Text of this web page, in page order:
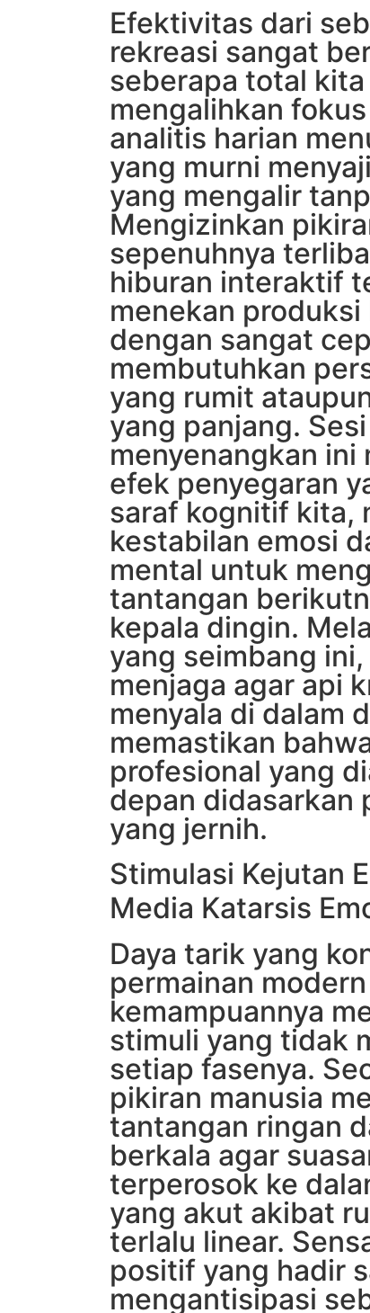
Efektivitas dari
rekreasi sangat
seberapa total kita
mengalihkan
analitis harian
yang murni
yang mengalir
Mengizinkan
sepenuhnya
hiburan interaktif
menekan
dengan sangat
membutuhkan
yang rumit
yang panjang.
menyenangkan ini
efek penyegaran
saraf kognitif kita,
kestabilan emosi
mental untuk
tantangan
kepala dingin.
yang seimbang
menjaga agar api
menyala di dalam
memastikan
profesional yang
depan didasarkan
yang jernih.
Stimulasi Kejutan
Media Katarsis
Daya tarik yang
permainan
kemampuannya
stimuli yang tidak
setiap fasenya.
pikiran manusia
tantangan ringan
berkala agar
terperosok ke
yang akut akibat
terlalu linear.
positif yang hadir
mengantisipasi